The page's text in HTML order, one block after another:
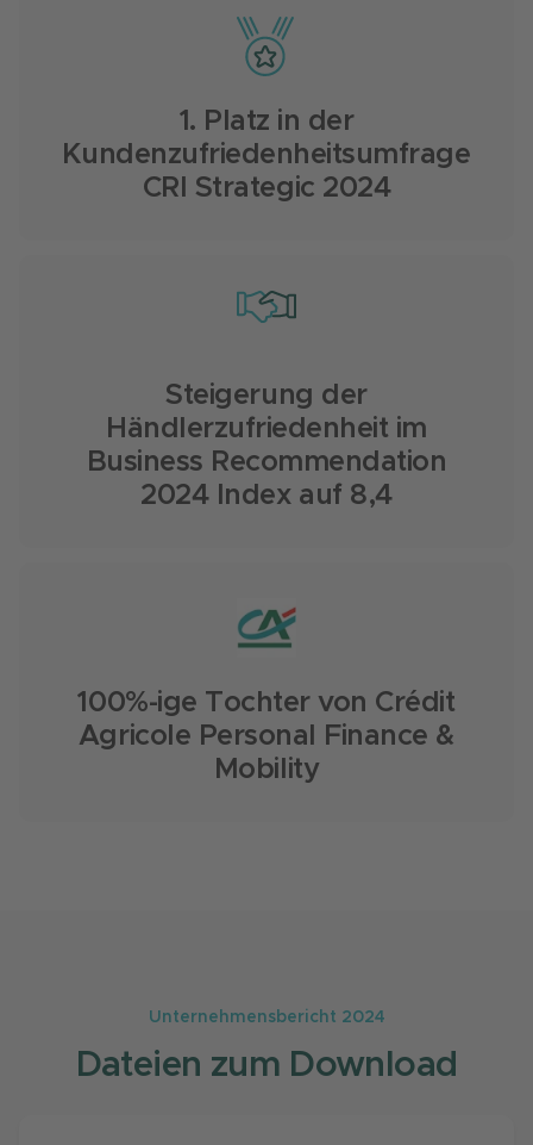
1. Platz in der
Kundenzufriedenheitsumfrage
CRI Strategic 2024
Steigerung der
Händlerzufriedenheit im
Business Recommendation
2024 Index auf 8,4
100%-ige Tochter von Crédit
Agricole Personal Finance &
Mobility
Unternehmensbericht 2024
Dateien zum Download